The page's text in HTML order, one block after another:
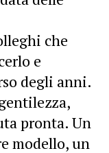
che
e
degli anni.
pronta. Un
modello, un